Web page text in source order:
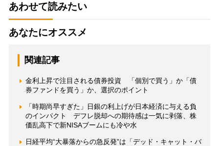
あわせて読みたい
あなたにオススメ
関連記事
金利上昇で注目される債券投資 「個別で買う」か「債
券ファンドを買う」か、選択のポイント
「時期尚早すぎた」日銀の利上げが日本経済に与える負
のインパクト デフレ脱却への期待感は一気に剥落、株
価乱高下で新NISAブームにも冷や水
日経平均“大暴落からの急反発”は「デッド・キャット・バ